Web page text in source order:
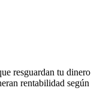
resguardan tu dinero
rentabilidad según